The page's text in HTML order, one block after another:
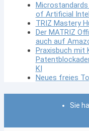
of Artificial
TRIZ Mastery
Der MATRIZ
auch auf
Praxisbuch mit
KI
Neues freies
Sie